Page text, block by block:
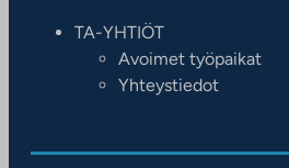
TA-YHTIÖT
Avoimet työpaikat
Yhteystiedot